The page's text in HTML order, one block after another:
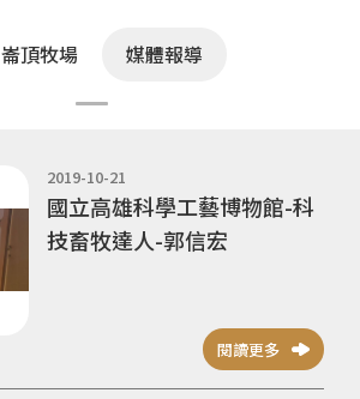
崙頂牧場 媒體報導
2019-10-21
國立高雄科學工藝博物館-科
技畜牧達人-郭信宏
閱讀更多